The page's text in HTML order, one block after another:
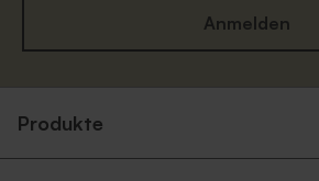
Anmelden
Produkte